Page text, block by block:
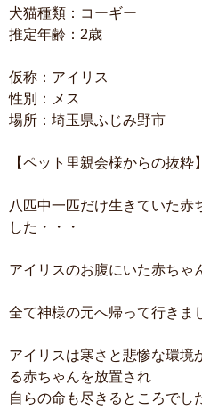
犬猫種類：コーギー
推定年齢：2歳
仮称：アイリス
性別：メス
場所：埼玉県ふじみ野市
【ペット里親会様からの抜粋】
八匹中一匹だけ生きていた赤
した・・・
アイリスのお腹にいた赤ちゃ
全て神様の元へ帰って行き
アイリスは寒さと悲惨な環境
る赤ちゃんを放置され
自らの命も尽きるところでし